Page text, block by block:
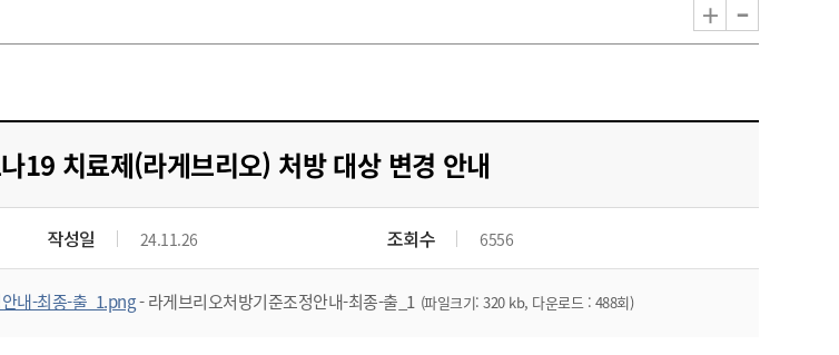
+ -
19 치료제(라게브리오) 처방 대상 변경 안내
작성일 24.11.26 조회수 6556
내-최종-출_1.png- 라게브리오처방기준조정안내-최종-출_1 (파일크기: 320 kb, 다운로드 : 488회)